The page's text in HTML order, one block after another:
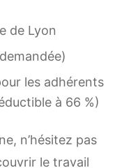
de Lyon
les adhérents
à 66 %)
n’hésitez pas
le travail